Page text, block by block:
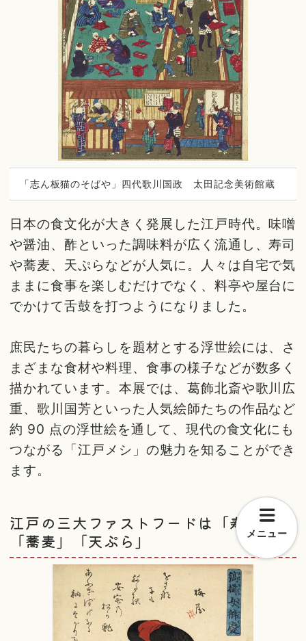
「志ん板猫のそばや」四代歌川国政 太田記念美術館蔵
日本の食文化が大きく発展した江戸時代。味噌
や醤油、酢といった調味料が広く流通し、寿司
や蕎麦、天ぷらなどが人気に。人々は自宅で気
ままに食事を楽しむだけでなく、料亭や屋台に
でかけて舌鼓を打つようになりました。
庶民たちの暮らしを題材とする浮世絵には、さ
まざまな食材や料理、食事の様子などが数多く
描かれています。本展では、葛飾北斎や歌川広
重、歌川国芳といった人気絵師たちの作品など
約 90 点の浮世絵を通して、現代の食文化にも
つながる「江戸メシ」の魅力を知ることができ
ます。
江戸の三大ファストフードは「寿司」
「蕎麦」「天ぷら」
メニュー